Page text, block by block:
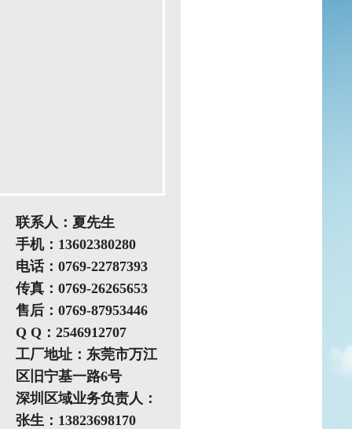
联系人：夏先生
手机：13602380280
电话：0769-22787393
传真：0769-26265653
售后：0769-87953446
Q Q：2546912707
工厂地址：东莞市万江
区旧宁基一路6号
深圳区域业务负责人：
张生：13823698170